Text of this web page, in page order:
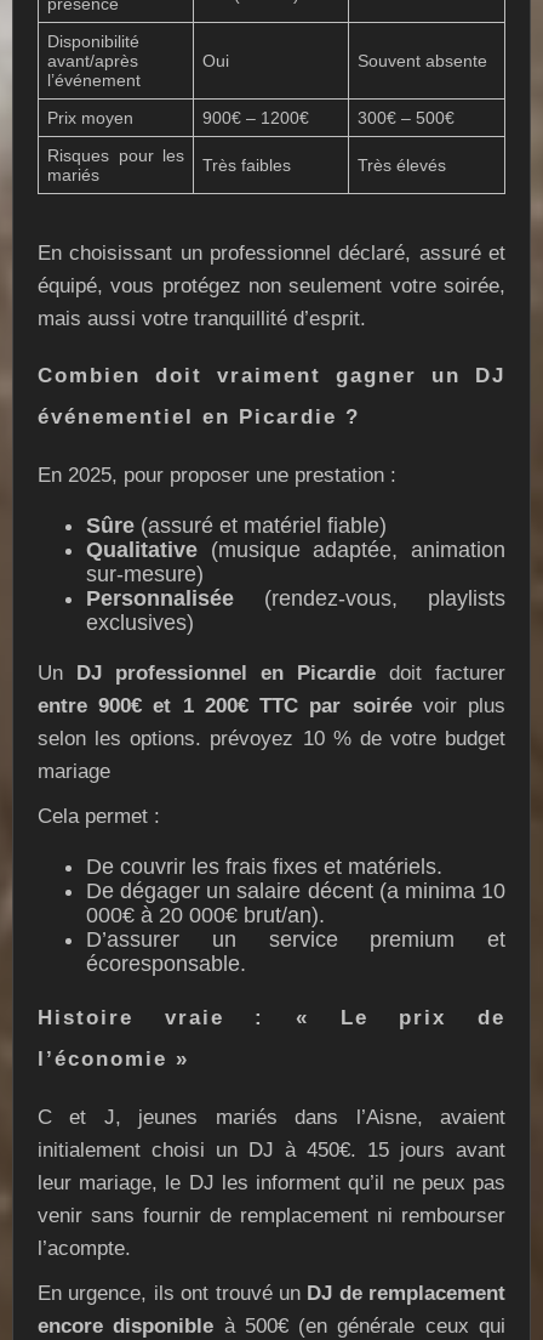
Disponibilité
avant/après
l’événement
Oui Souvent absente
Prix moyen 900€ – 1200€
300€ – 500€
Risques pour les
mariés
Très faibles Très élevés
En choisissant un professionnel déclaré, assuré et
équipé, vous protégez non seulement votre soirée,
mais aussi votre tranquillité d’esprit.
Combien doit vraiment gagner un DJ
événementiel en Picardie ?
En 2025, pour proposer une prestation :
Sûre (assuré et matériel fiable)
Qualitative (musique adaptée, animation
sur-mesure)
Personnalisée (rendez-vous, playlists
exclusives)
Un DJ professionnel en Picardie doit facturer
entre 900€ et 1 200€ TTC par soiréevoir plus
selon les options. prévoyez 10 % de votre budget
mariage
Cela permet :
De couvrir les frais fixes et matériels.
De dégager un salaire décent (a minima 10
000€ à 20 000€ brut/an).
D’assurer un service premium et
écoresponsable.
Histoire vraie : « Le prix de
l’économie »
C et J, jeunes mariés dans l’Aisne, avaient
initialement choisi un DJ à 450€. 15 jours avant
leur mariage, le DJ les informent qu’il ne peux pas
venir sans fournir de remplacement ni rembourser
l’acompte.
En urgence, ils ont trouvé un DJ de remplacement
encore disponible à 500€ (en générale ceux qui